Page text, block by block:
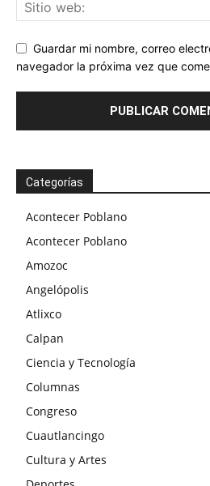
Guardar mi nombre, correo
navegador la próxima vez que
Categorías
Acontecer Poblano
Acontecer Poblano
Amozoc
Angelópolis
Atlixco
Calpan
Ciencia y Tecnología
Columnas
Congreso
Cuautlancingo
Cultura y Artes